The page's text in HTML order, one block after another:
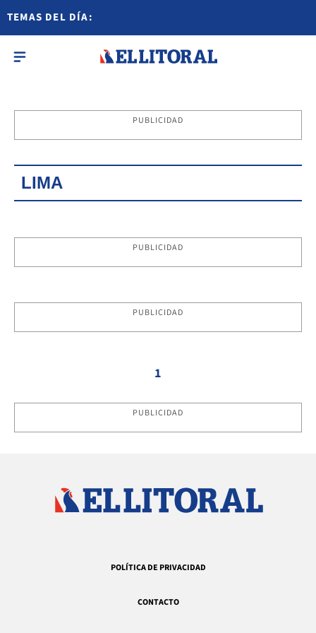
TEMAS DEL DÍA:
PUBLICIDAD
LIMA
PUBLICIDAD
PUBLICIDAD
1
PUBLICIDAD
POLÍTICA DE PRIVACIDAD
CONTACTO